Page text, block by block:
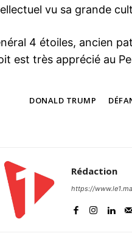
vu sa grande
4 étoiles, ancien
est très apprécié au
DONALD TRUMP
Rédaction
https://www.le1.ma